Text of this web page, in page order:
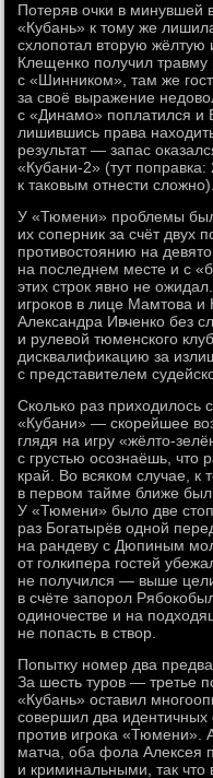
Потеряв очки в минувшей
«Кубань» к тому же
схлопотал вторую жёлтую
Клещенко получил травму
с «Шинником», там же
за своё выражение
с «Динамо» поплатился и
лишившись права
результат — запас
«Кубани-2» (тут
к таковым отнести сложно).
У «Тюмени» проблемы
их соперник за счёт двух
противостоянию на
на последнем месте и с
этих строк явно не
игроков в лице Мамтова
Александра Ивченко без
и рулевой тюменского
дисквалификацию за
с представителем
Сколько раз приходилось
«Кубани» — скорейшее
глядя на игру «жёлто-
с грустью осознаёшь, что
край. Во всяком случае, к
в первом тайме ближе
У «Тюмени» было две
раз Богатырёв одной
на рандеву с Дюпиным
от голкипера гостей
не получился — выше
в счёте запорол
одиночестве и на
не попасть в створ.
Попытку номер два
За шесть туров — третье
«Кубань» оставил
совершил два
против игрока «Тюмени».
матча, оба фола Алексея
и криминальными, так что